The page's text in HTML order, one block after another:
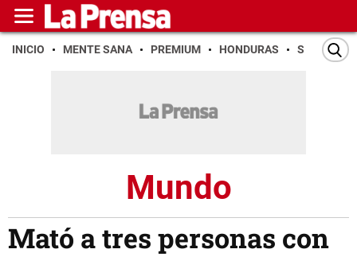
INICIO MENTE SANA PREMIUM HONDURAS SAN PEDRO
Mundo
Mató a tres personas con